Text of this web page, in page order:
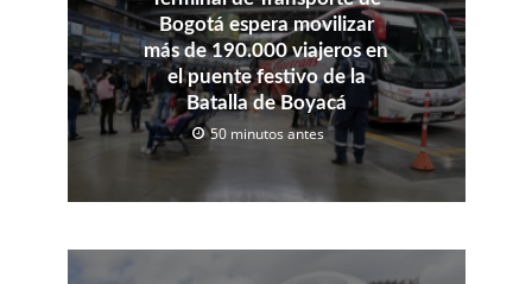
Bogotá espera movilizar
más de 190.000 viajeros en
el puente festivo de la
Batalla de Boyacá
50 minutos antes